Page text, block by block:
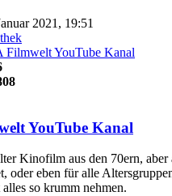
2021, 19:51
Filmwelt YouTube Kanal
YouTube Kanal
Kinofilm aus den 70ern, aber
oder eben für alle
so krumm nehmen.